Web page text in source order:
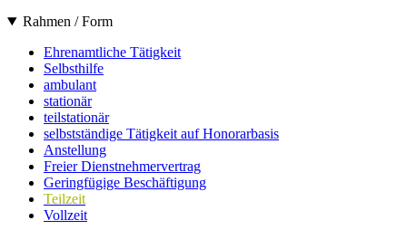
Rahmen / Form
Ehrenamtliche Tätigkeit
Selbsthilfe
ambulant
stationär
teilstationär
selbstständige Tätigkeit auf Honorarbasis
Anstellung
Freier Dienstnehmervertrag
Geringfügige Beschäftigung
Teilzeit
Vollzeit